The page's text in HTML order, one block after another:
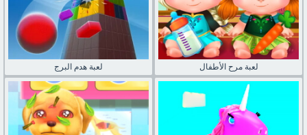
لعبة هدم البرج لعبة مرح الأطفال